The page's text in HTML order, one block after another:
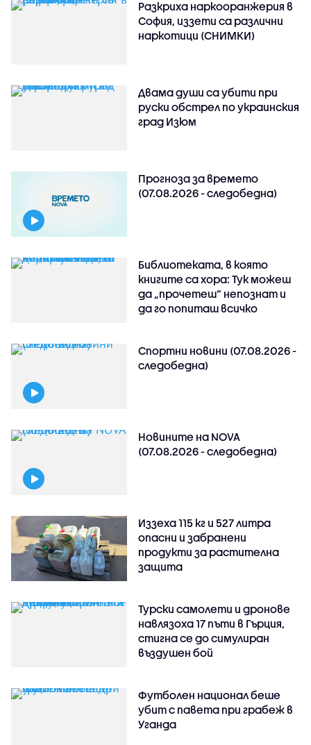
Разкриха наркооранжерия в
София, иззети са различни
наркотици (СНИМКИ)
Двама души са убити при
руски обстрeл по украинския
град Изюм
Прогноза за времето
(07.08.2026 - следобедна)
Библиотеката, в която
книгите са хора: Тук можеш
да „прочетеш“ непознат и
да го попиташ всичко
Спортни новини (07.08.2026 -
следобедна)
Новините на NOVA
(07.08.2026 - следобедна)
Иззеха 115 кг и 527 литра
опасни и забранени
продукти за растителна
защита
Турски самолети и дронове
навлязоха 17 пъти в Гърция,
стигна се до симулиран
въздушен бой
Футболен национал беше
убит с павета при грабеж в
Уганда